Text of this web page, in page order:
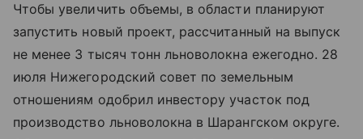
Чтобы увеличить объемы, в области планируют
запустить новый проект, рассчитанный на выпуск
не менее 3 тысяч тонн льноволокна ежегодно. 28
июля Нижегородский совет по земельным
отношениям одобрил инвестору участок под
производство льноволокна в Шарангском округе.